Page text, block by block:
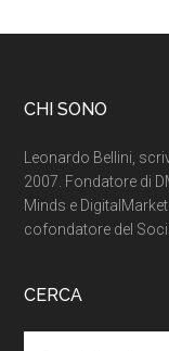
CHI SONO
Leonardo Bellini,
2007. Fondatore di
Minds e
cofondatore del
CERCA